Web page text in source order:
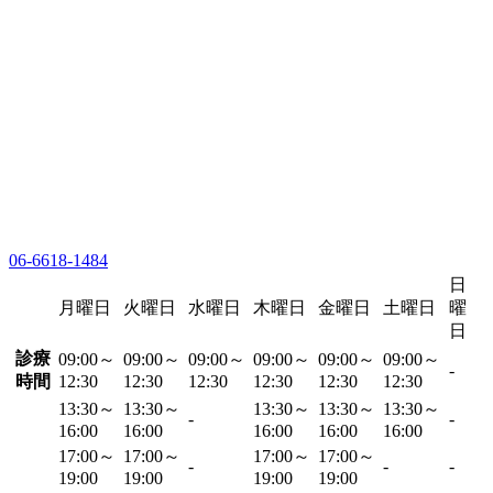
06-6618-1484
月曜日 火曜日 水曜日 木曜日 金曜日 土曜日
日
曜
日
診療
時間
09:00～
12:30
09:00～
12:30
09:00～
12:30
09:00～
12:30
09:00～
12:30
09:00～
12:30
-
13:30～
16:00
13:30～
16:00
-
13:30～
16:00
13:30～
16:00
13:30～
16:00
-
17:00～
19:00
17:00～
19:00
-
17:00～
19:00
17:00～
19:00
- -